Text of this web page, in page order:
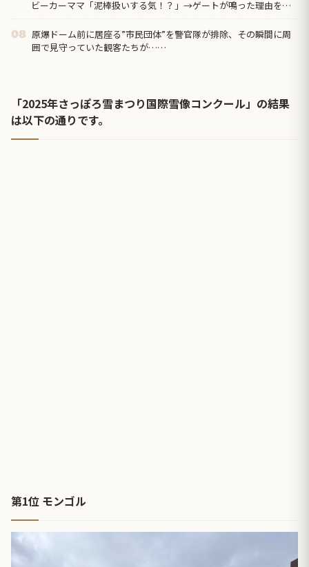
ビーカーママ「泥棒扱いする気！？」→ゲートが鳴った理由を調
08 原爆ドーム前に居座る”市民団体”を警官隊が排除、その瞬間に周
囲で見守っていた観客たちが……
「2025年さっぽろ雪まつり国際雪像コンクール」の結果
は以下の通りです。
第1位 モンゴル